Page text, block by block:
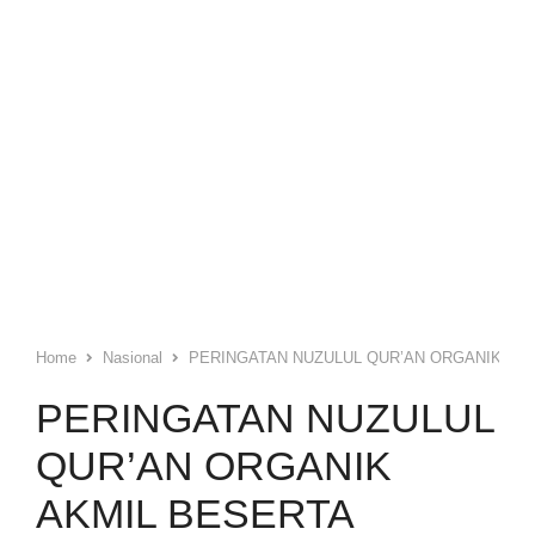
Home Nasional PERINGATAN NUZULUL QUR’AN ORGANIK
PERINGATAN NUZULUL
QUR’AN ORGANIK
AKMIL BESERTA